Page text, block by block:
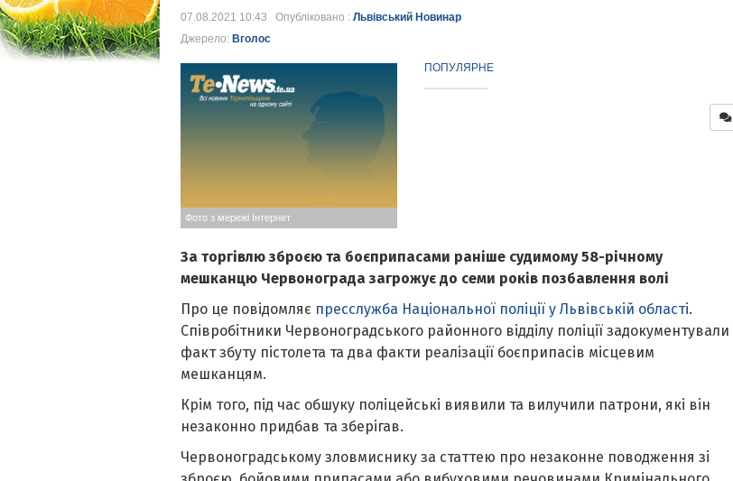
07.08.2021 10:43 Опубліковано : Львівський Новинар
Джерело: Вголос
Фото з мережі Інтернет
ПОПУЛЯРНЕ
За торгівлю зброєю та боєприпасами раніше судимому 58-річному
мешканцю Червонограда загрожує до семи років позбавлення волі
Про це повідомляє пресслужба Національної поліції у Львівській області.
Співробітники Червоноградського районного відділу поліції задокументували
факт збуту пістолета та два факти реалізації боєприпасів місцевим
мешканцям.
Крім того, під час обшуку поліцейські виявили та вилучили патрони, які він
незаконно придбав та зберігав.
Червоноградському зловмиснику за статтею про незаконне поводження зі